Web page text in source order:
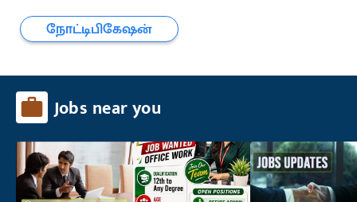
நோட்டிபிகேஷன்
Jobs near you